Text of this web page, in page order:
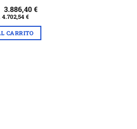
El
precio
original
era:
5.522,00 €.
3.886,40 €El
es:
4.702,54€
CARRITO